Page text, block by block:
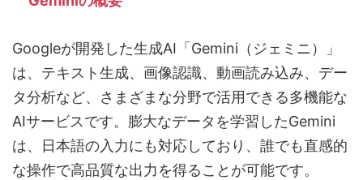
Googleが開発した生成AI「Gemini（ジェミニ）」
は、テキスト生成、画像認識、動画読み込み、デー
タ分析など、さまざまな分野で活用できる多機能な
AIサービスです。膨大なデータを学習したGemini
は、日本語の入力にも対応しており、誰でも直感的
な操作で高品質な出力を得ることが可能です。